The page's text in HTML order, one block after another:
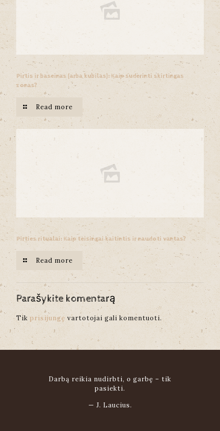
Pirtis ir baseinas (arba kubilas): Kaip suderinti skirtingas
zonas?
Read more
Pirties ritualai: Kaip teisingai kaitintis ir naudoti vantas?
Read more
Parašykite komentarą
Tik prisijungę vartotojai gali komentuoti.
Darbą reikia nudirbti, o garbę – tik
pasiekti.
— J. Laucius.